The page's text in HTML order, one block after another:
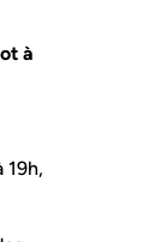
à
19h,